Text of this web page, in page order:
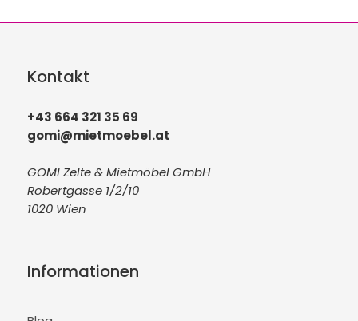
Kontakt
+43 664 321 35 69
gomi@mietmoebel.at
GOMI Zelte & Mietmöbel GmbH
Robertgasse 1/2/10
1020 Wien
Informationen